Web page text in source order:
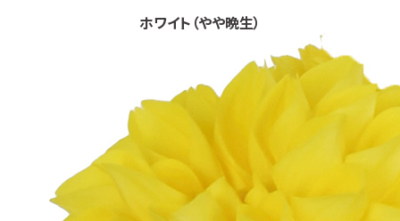
ホワイト（やや晩生）